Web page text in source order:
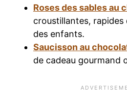
Roses des sables au
croustillantes,
des enfants.
Saucisson au
de cadeau gourmand